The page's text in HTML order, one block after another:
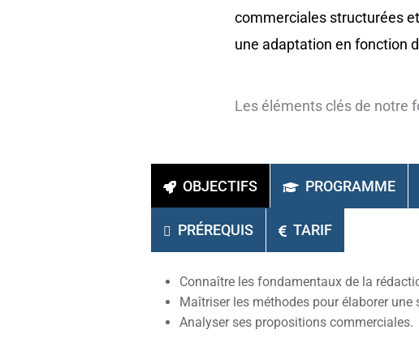
commerciales structurées
une adaptation en fonction
Les éléments clés de notre
OBJECTIFS PROGRAMME
PRÉREQUIS TARIF
Connaître les fondamentaux de la
Maîtriser les méthodes pour élaborer
Analyser ses propositions commerciales.